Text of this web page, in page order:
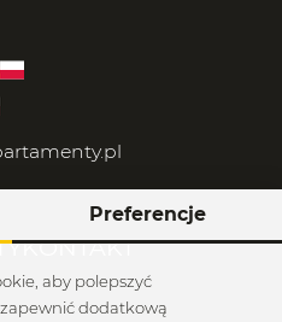
KONTAKT
Preferencje
aby polepszyć
dodatkową